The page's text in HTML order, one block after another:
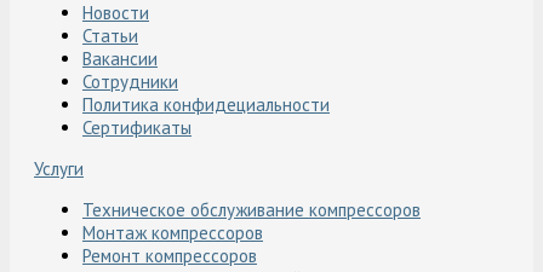
Новости
Статьи
Вакансии
Сотрудники
Политика конфидециальности
Сертификаты
Услуги
Техническое обслуживание компрессоров
Монтаж компрессоров
Ремонт компрессоров